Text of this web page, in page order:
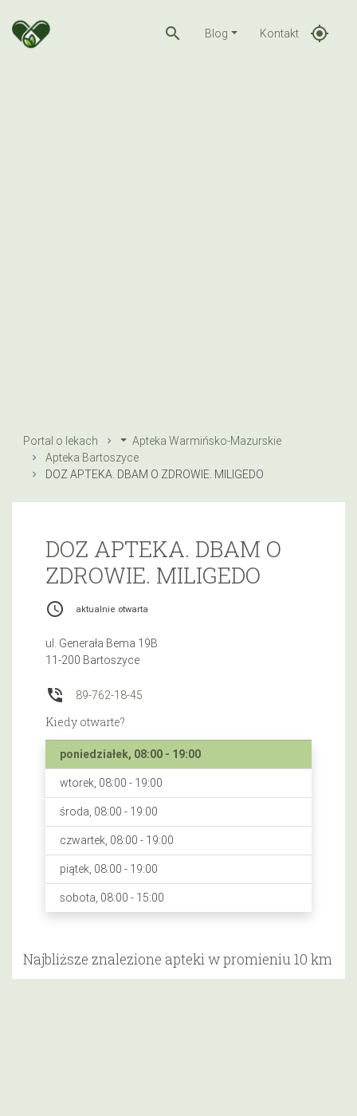
search Blog Kontakt gps_fixed
Portal o lekach
Apteka Warmińsko-Mazurskie
Apteka Bartoszyce
DOZ APTEKA. DBAM O ZDROWIE. MILIGEDO
DOZ APTEKA. DBAM O
ZDROWIE. MILIGEDO
access_time aktualnie otwarta
ul. Generała Bema 19B
11-200 Bartoszyce
phone_in_talk 89-762-18-45
Kiedy otwarte?
poniedziałek, 08:00 - 19:00
wtorek, 08:00 - 19:00
środa, 08:00 - 19:00
czwartek, 08:00 - 19:00
piątek, 08:00 - 19:00
sobota, 08:00 - 15:00
Najbliższe znalezione apteki w promieniu 10 km